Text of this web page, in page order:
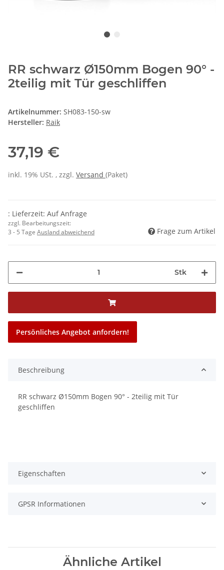
RR schwarz Ø150mm Bogen 90° -
2teilig mit Tür geschliffen
Artikelnummer: SH083-150-sw
Hersteller: Raik
37,19 €
inkl. 19% USt. , zzgl. Versand (Paket)
: Lieferzeit: Auf Anfrage
zzgl. Bearbeitungszeit:
3 - 5 Tage Ausland abweichend Frage zum Artikel
Stk
Persönliches Angebot anfordern!
Beschreibung
RR schwarz Ø150mm Bogen 90° - 2teilig mit Tür
geschliffen
Eigenschaften
GPSR Informationen
Ähnliche Artikel